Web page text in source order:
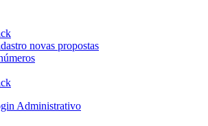
novas propostas
Administrativo